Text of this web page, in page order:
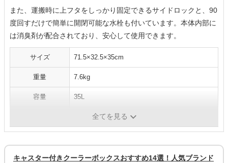
また、運搬時に上フタをしっかり固定できるサイドロックと、90
度回すだけで簡単に開閉可能な水栓も付いています。本体内部に
は消臭剤が配合されており、安心して使用できます。
サイズ 71.5×32.5×35cm
重量 7.6kg
容量 35L
真空パネル、ウレタン
全てを見る
キャスター付きクーラーボックスおすすめ14選！人気ブランド